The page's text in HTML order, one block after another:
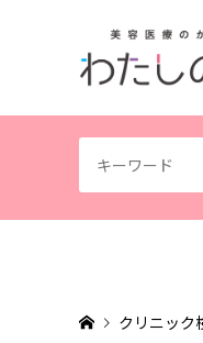
クリニック